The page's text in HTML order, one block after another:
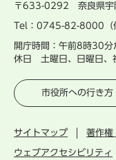
〒633-0292 奈良県宇
Tel：0745-82-8000
開庁時間：午前8時30
休日 土曜日、日曜日、
市役所への行き方
サイトマップ 著作権
ウェブアクセシビリティ